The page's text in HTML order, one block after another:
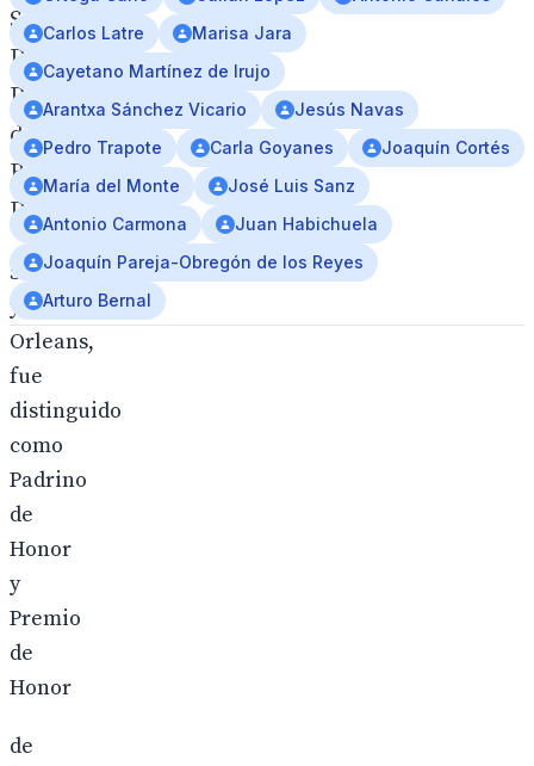
S.A.R.
Don
Pedro
de
Borbón-
Dos
Sicilias
y
Orleans,
fue
distinguido
como
Padrino
de
Honor
y
Premio
de
Honor
de
Carlos Latre
Marisa Jara
Cayetano Martínez de Irujo
Arantxa Sánchez Vicario
Jesús Navas
Pedro Trapote
Carla Goyanes
Joaquín Cortés
María del Monte
José Luis Sanz
Antonio Carmona
Juan Habichuela
Joaquín Pareja-Obregón de los Reyes
Arturo Bernal